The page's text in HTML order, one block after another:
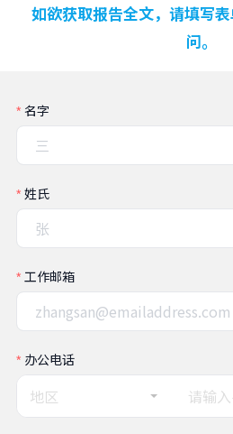
如欲获取报告全文，请填写
问。
名字
姓氏
工作邮箱
办公电话
地区